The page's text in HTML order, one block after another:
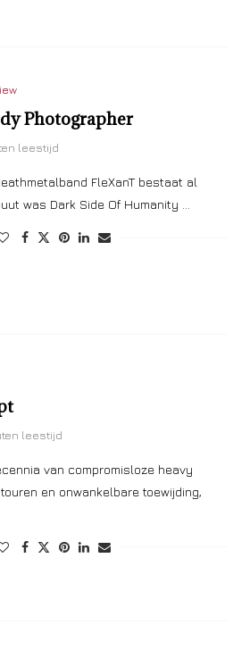
Photographer
leestijd
FleXanT bestaat al
was Dark Side Of Humanity …
leestijd
van compromisloze heavy
en onwankelbare toewijding,